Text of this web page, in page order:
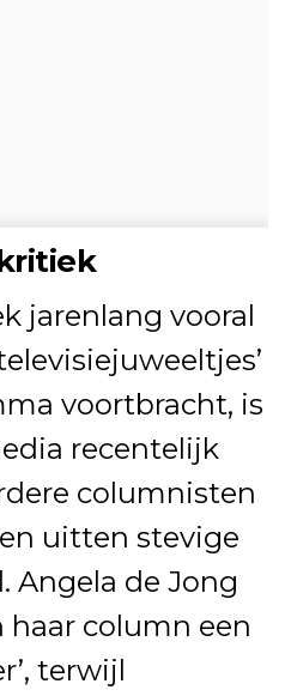
jarenlang vooral
voortbracht, is
recentelijk
columnisten
uitten stevige
Angela de Jong
column een
terwijl